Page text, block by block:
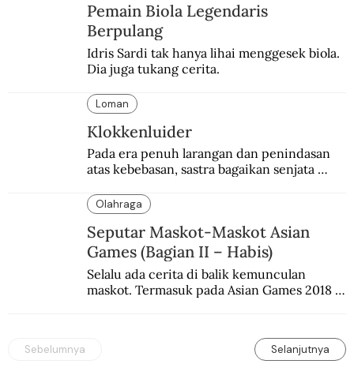
Pemain Biola Legendaris
Berpulang
Idris Sardi tak hanya lihai menggesek biola.
Dia juga tukang cerita.
Loman
Klokkenluider
Pada era penuh larangan dan penindasan
atas kebebasan, sastra bagaikan senjata
Olahraga
Seputar Maskot-Maskot Asian
Games (Bagian II – Habis)
Selalu ada cerita di balik kemunculan
maskot. Termasuk pada Asian Games 2018
Sebelumnya Selanjutnya